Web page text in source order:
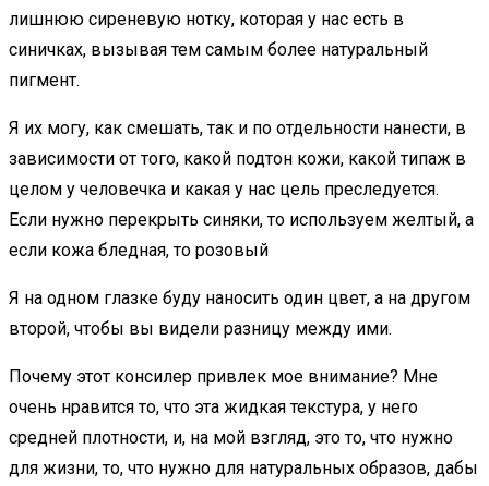
лишнюю сиреневую нотку, которая у нас есть в
синичках, вызывая тем самым более натуральный
пигмент.
Я их могу, как смешать, так и по отдельности нанести, в
зависимости от того, какой подтон кожи, какой типаж в
целом у человечка и какая у нас цель преследуется.
Если нужно перекрыть синяки, то используем желтый, а
если кожа бледная, то розовый
Я на одном глазке буду наносить один цвет, а на другом
второй, чтобы вы видели разницу между ими.
Почему этот консилер привлек мое внимание? Мне
очень нравится то, что эта жидкая текстура, у него
средней плотности, и, на мой взгляд, это то, что нужно
для жизни, то, что нужно для натуральных образов, дабы